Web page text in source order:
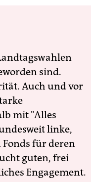
sind.
Auch und vor
mit "Alles
linke,
für deren
guten, frei
Engagement.